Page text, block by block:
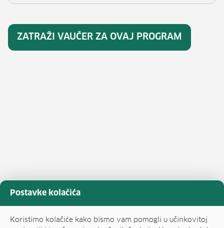
Postavke kolačića
Koristimo kolačiće kako bismo vam pomogli u učinkovitoj
ZATRAŽI VAUČER ZA OVAJ PROGRAM